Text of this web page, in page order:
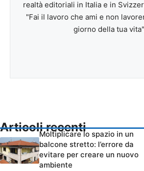
realtà editoriali in Italia e in
"Fai il lavoro che ami e non
giorno della tua
Articoli recenti
Moltiplicare lo spazio in un
balcone stretto: l’errore da
evitare per creare un nuovo
ambiente